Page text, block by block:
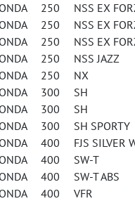
250 NSS EX
250 NSS EX
250 NSS EX
250 NSS JAZZ
250 NX
300 SH
300 SH
300 SH SPORTY
400 FJS SILVER
400 SW-T
400 SW-T ABS
400 VFR